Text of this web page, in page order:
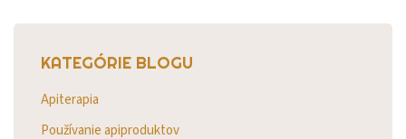
KATEGÓRIE BLOGU
Apiterapia
Používanie apiproduktov